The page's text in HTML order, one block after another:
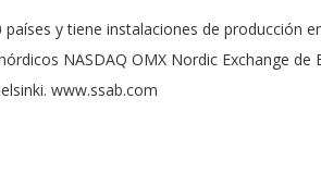
y tiene instalaciones de producción
NASDAQ OMX Nordic Exchange
www.ssab.com